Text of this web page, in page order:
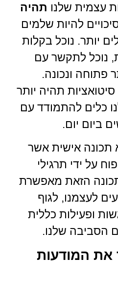
עצמית שלנו תהיה
להיות שלמים
יותר. נוכל בקלות
נוכל לתקשר עם
פתוחה ונכונה.
תהיה יותר
כלים להתמודד עם
ביום יום.
תכונה אישית אשר
על ידי תרגילי
הזאת מאפשרת
לעצמנו, לגוף
ופעילות כללית
הסביבה שלנו.
את המודעות